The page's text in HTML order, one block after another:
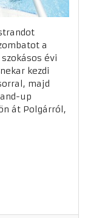
a
évi
kezdi
majd
up
át Polgárról,